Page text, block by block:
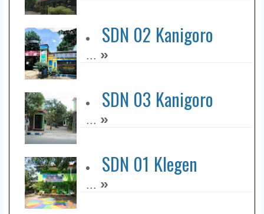
SDN 02 Kanigoro
... »
SDN 03 Kanigoro
... »
SDN 01 Klegen
... »